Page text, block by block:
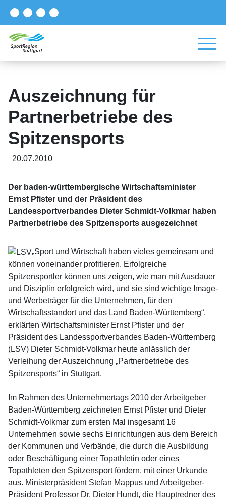
Auszeichnung für
Partnerbetriebe des
Spitzensports
20.07.2010
Der baden-württembergische Wirtschaftsminister
Ernst Pfister und der Präsident des
Landessportverbandes Dieter Schmidt-Volkmar haben
Partnerbetriebe des Spitzensports ausgezeichnet
„Sport und Wirtschaft haben vieles gemeinsam und
können voneinander profitieren. Erfolgreiche
Spitzensportler können uns zeigen, wie man mit Ausdauer
und Disziplin erfolgreich wird, und sie sind wichtige Image-
und Werbeträger für die Unternehmen, für den
Wirtschaftsstandort und das Land Baden-Württemberg“,
erklärten Wirtschaftsminister Ernst Pfister und der
Präsident des Landessportverbandes Baden-Württemberg
(LSV) Dieter Schmidt-Volkmar heute anlässlich der
Verleihung der Auszeichnung „Partnerbetriebe des
Spitzensports“ in Stuttgart.
Im Rahmen des Unternehmertags 2010 der Arbeitgeber
Baden-Württemberg zeichneten Ernst Pfister und Dieter
Schmidt-Volkmar zum ersten Mal insgesamt 16
Unternehmen sowie sechs Einrichtungen aus dem Bereich
der Kommunen und Verbände, die durch die Ausbildung
oder Beschäftigung einer Topathletin oder eines
Topathleten den Spitzensport fördern, mit einer Urkunde
aus. Ministerpräsident Stefan Mappus und Arbeitgeber-
Präsident Professor Dr. Dieter Hundt, die Hauptredner des